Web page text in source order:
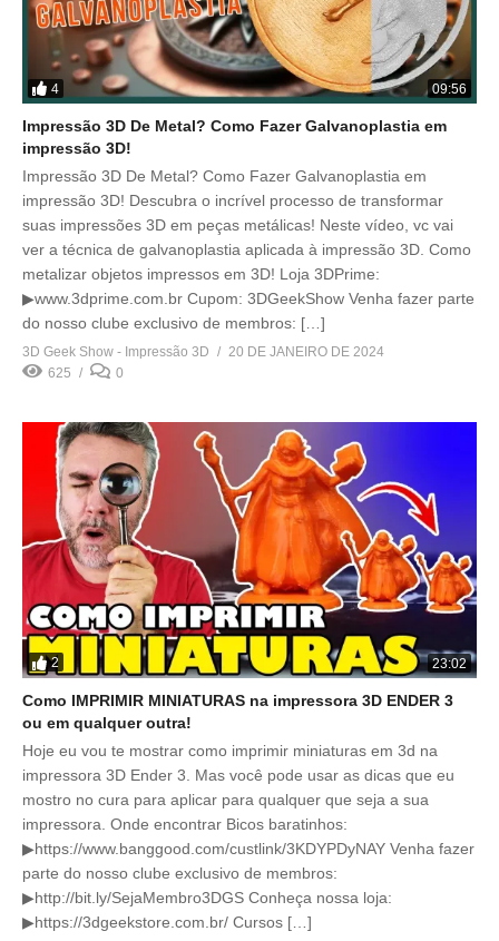
4 09:56
Impressão 3D De Metal? Como Fazer Galvanoplastia em
impressão 3D!
Impressão 3D De Metal? Como Fazer Galvanoplastia em
impressão 3D! Descubra o incrível processo de transformar
suas impressões 3D em peças metálicas! Neste vídeo, vc vai
ver a técnica de galvanoplastia aplicada à impressão 3D. Como
metalizar objetos impressos em 3D! Loja 3DPrime:
▶www.3dprime.com.br Cupom: 3DGeekShow Venha fazer parte
do nosso clube exclusivo de membros: […]
3D Geek Show - Impressão 3D
20 DE JANEIRO DE 2024
625
0
2 23:02
Como IMPRIMIR MINIATURAS na impressora 3D ENDER 3
ou em qualquer outra!
Hoje eu vou te mostrar como imprimir miniaturas em 3d na
impressora 3D Ender 3. Mas você pode usar as dicas que eu
mostro no cura para aplicar para qualquer que seja a sua
impressora. Onde encontrar Bicos baratinhos:
▶https://www.banggood.com/custlink/3KDYPDyNAY Venha fazer
parte do nosso clube exclusivo de membros:
▶http://bit.ly/SejaMembro3DGS Conheça nossa loja:
▶https://3dgeekstore.com.br/ Cursos […]